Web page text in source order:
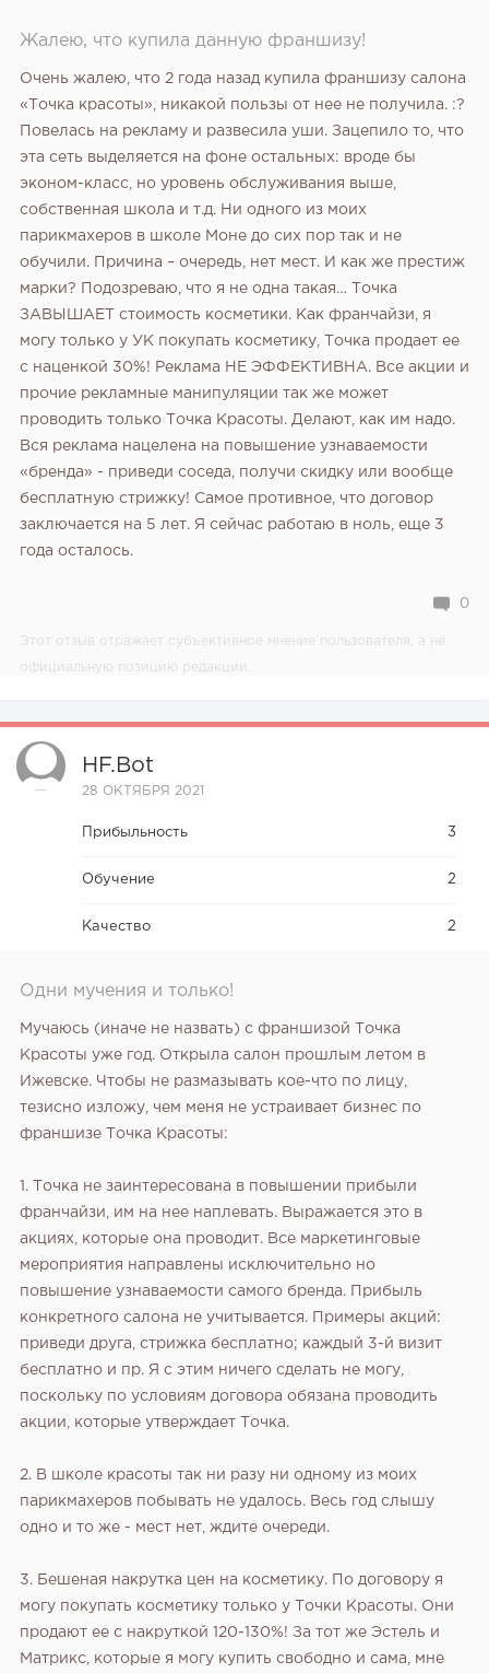
Жалею, что купила данную франшизу!
Очень жалею, что 2 года назад купила франшизу салона
«Точка красоты», никакой пользы от нее не получила. :?
Повелась на рекламу и развесила уши. Зацепило то, что
эта сеть выделяется на фоне остальных: вроде бы
эконом-класс, но уровень обслуживания выше,
собственная школа и т.д. Ни одного из моих
парикмахеров в школе Моне до сих пор так и не
обучили. Причина – очередь, нет мест. И как же престиж
марки? Подозреваю, что я не одна такая… Точка
ЗАВЫШАЕТ стоимость косметики. Как франчайзи, я
могу только у УК покупать косметику, Точка продает ее
с наценкой 30%! Реклама НЕ ЭФФЕКТИВНА. Все акции и
прочие рекламные манипуляции так же может
проводить только Точка Красоты. Делают, как им надо.
Вся реклама нацелена на повышение узнаваемости
«бренда» - приведи соседа, получи скидку или вообще
бесплатную стрижку! Самое противное, что договор
заключается на 5 лет. Я сейчас работаю в ноль, еще 3
года осталось.
0
Этот отзыв отражает субъективное мнение пользователя, а не
официальную позицию редакции.
HF.bot
28 ОКТЯБРЯ 2021
Прибыльность 3
Обучение 2
Качество 2
Одни мучения и только!
Мучаюсь (иначе не назвать) с франшизой Точка
Красоты уже год. Открыла салон прошлым летом в
Ижевске. Чтобы не размазывать кое-что по лицу,
тезисно изложу, чем меня не устраивает бизнес по
франшизе Точка Красоты:
1. Точка не заинтересована в повышении прибыли
франчайзи, им на нее наплевать. Выражается это в
акциях, которые она проводит. Все маркетинговые
мероприятия направлены исключительно но
повышение узнаваемости самого бренда. Прибыль
конкретного салона не учитывается. Примеры акций:
приведи друга, стрижка бесплатно; каждый 3-й визит
бесплатно и пр. Я с этим ничего сделать не могу,
поскольку по условиям договора обязана проводить
акции, которые утверждает Точка.
2. В школе красоты так ни разу ни одному из моих
парикмахеров побывать не удалось. Весь год слышу
одно и то же - мест нет, ждите очереди.
3. Бешеная накрутка цен на косметику. По договору я
могу покупать косметику только у Точки Красоты. Они
продают ее с накруткой 120-130%! За тот же Эстель и
Матрикс, которые я могу купить свободно и сама, мне